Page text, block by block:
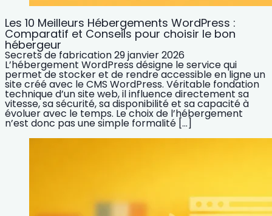
Les 10 Meilleurs Hébergements WordPress :
Comparatif et Conseils pour choisir le bon
hébergeur
Secrets de fabrication29 janvier 2026
L’hébergement WordPress désigne le service qui
permet de stocker et de rendre accessible en ligne un
site créé avec le CMS WordPress. Véritable fondation
technique d’un site web, il influence directement sa
vitesse, sa sécurité, sa disponibilité et sa capacité à
évoluer avec le temps. Le choix de l’hébergement
n’est donc pas une simple formalité […]